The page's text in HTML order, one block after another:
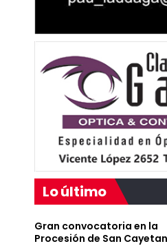
Lo último
Gran convocatoria en la
Procesión de San